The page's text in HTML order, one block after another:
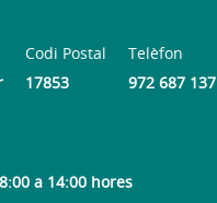
Codi Postal
17853
Telèfon
972 687 137
a 14:00 hores